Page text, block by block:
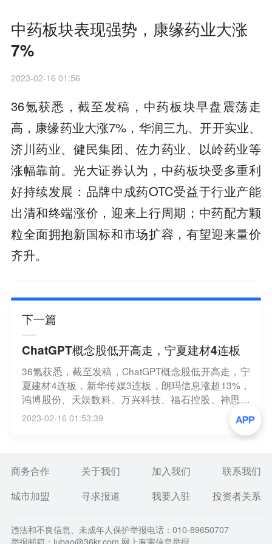
中药板块表现强势，康缘药业大涨
7%
2023-02-16 01:56
36氪获悉，截至发稿，中药板块早盘震荡走
高，康缘药业大涨7%，华润三九、开开实业、
济川药业、健民集团、佐力药业、以岭药业等
涨幅靠前。光大证券认为，中药板块受多重利
好持续发展：品牌中成药OTC受益于行业产能
出清和终端涨价，迎来上行周期；中药配方颗
粒全面拥抱新国标和市场扩容，有望迎来量价
齐升。
下一篇
ChatGPT概念股低开高走，宁夏建材4连板
36氪获悉，截至发稿，ChatGPT概念股低开高走，宁
夏建材4连板，新华传媒3连板，朗玛信息涨超13%，
鸿博股份、天娱数科、万兴科技、福石控股、神思电
子等跟涨。
2023-02-16 01:53:39
商务合作 关于我们 加入我们
联系我们
城市加盟
寻求报道 我要入驻 投资者关系
违法和不良信息、未成年人保护举报电话：010-89650707